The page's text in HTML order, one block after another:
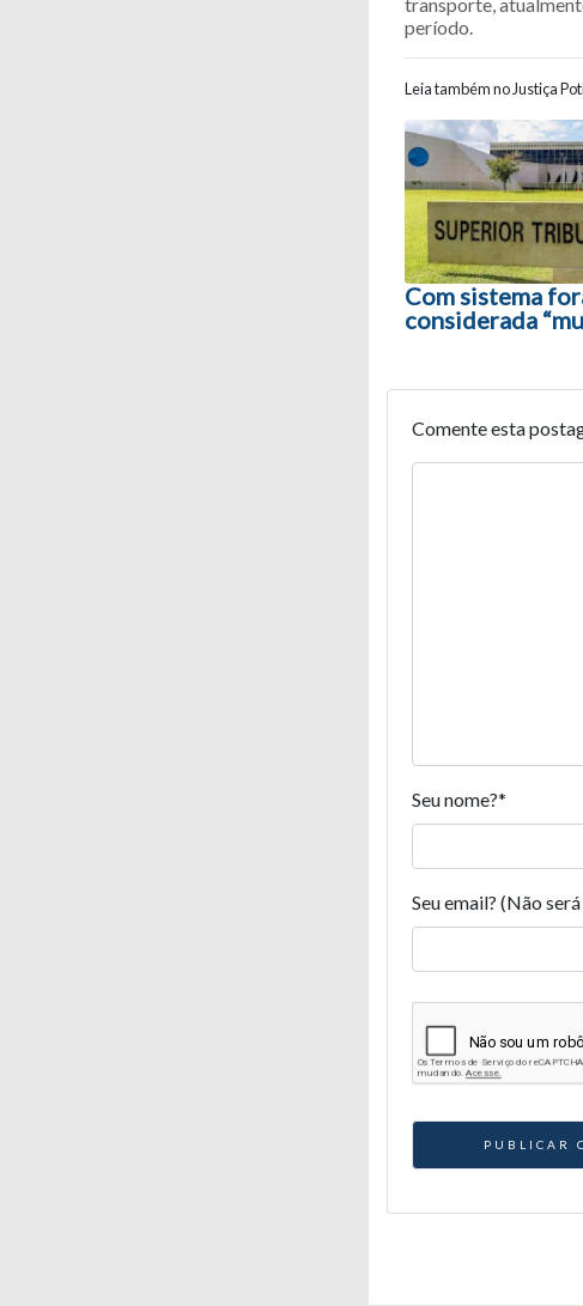
período.
Leia também no Justiça
Com sistema
considerada
Comente esta
Seu nome?*
Seu email? (Não